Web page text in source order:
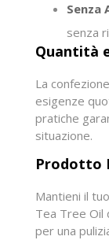
Senza
senza
Quantità
La
esigenze
pratiche
situazione.
Prodotto
Mantieni il
Tea Tree Oil
per una